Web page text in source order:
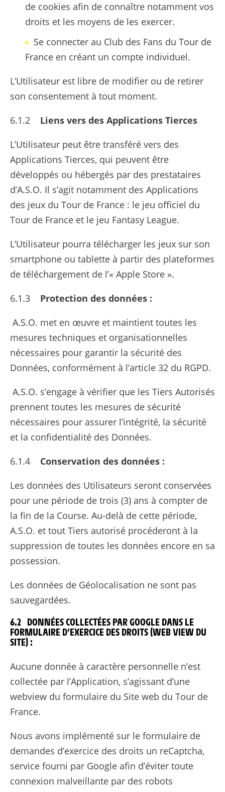
de cookies afin de connaître notamment vos
droits et les moyens de les exercer.
Se connecter au Club des Fans du Tour de
France en créant un compte individuel.
L’Utilisateur est libre de modifier ou de retirer
son consentement à tout moment.
6.1.2 Liens vers des Applications Tierces
L’Utilisateur peut être transféré vers des
Applications Tierces, qui peuvent être
développés ou hébergés par des prestataires
d’A.S.O. Il s’agit notamment des Applications
des jeux du Tour de France : le jeu officiel du
Tour de France et le jeu Fantasy League.
L’Utilisateur pourra télécharger les jeux sur son
smartphone ou tablette à partir des plateformes
de téléchargement de l’« Apple Store ».
6.1.3 Protection des données :
A.S.O. met en œuvre et maintient toutes les
mesures techniques et organisationnelles
nécessaires pour garantir la sécurité des
Données, conformément à l’article 32 du RGPD.
A.S.O. s’engage à vérifier que les Tiers Autorisés
prennent toutes les mesures de sécurité
nécessaires pour assurer l’intégrité, la sécurité
et la confidentialité des Données.
6.1.4 Conservation des données :
Les données des Utilisateurs seront conservées
pour une période de trois (3) ans à compter de
la fin de la Course. Au-delà de cette période,
A.S.O. et tout Tiers autorisé procéderont à la
suppression de toutes les données encore en sa
possession.
Les données de Géolocalisation ne sont pas
sauvegardées.
6.2 DONNÉES COLLECTÉES PAR GOOGLE DANS LE
FORMULAIRE D’EXERCICE DES DROITS (WEB VIEW DU
SITE) :
Aucune donnée à caractère personnelle n’est
collectée par l’Application, s’agissant d’une
webview du formulaire du Site web du Tour de
France.
Nous avons implémenté sur le formulaire de
demandes d’exercice des droits un reCaptcha,
service fourni par Google afin d’éviter toute
connexion malveillante par des robots